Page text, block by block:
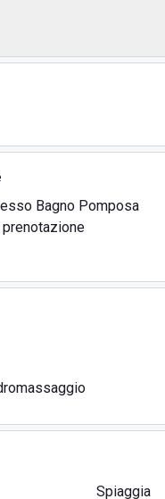
Bagno Pomposa
Spiaggia